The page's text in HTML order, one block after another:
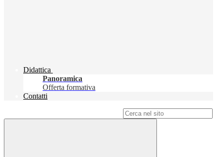
Didattica
Panoramica
Offerta formativa
Contatti